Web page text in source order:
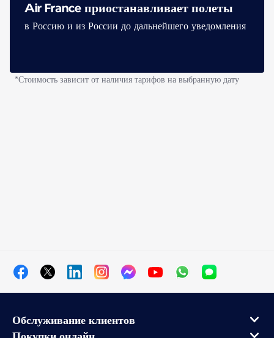
Air France приостанавливает полеты
в Россию и из России до дальнейшего уведомления
*Стоимость зависит от наличия тарифов на выбранную дату
Обслуживание клиентов